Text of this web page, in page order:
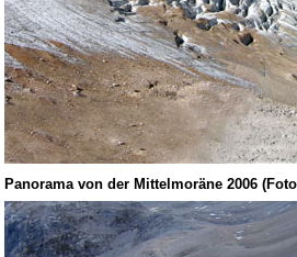
Panorama von der Mittelmoräne 2006